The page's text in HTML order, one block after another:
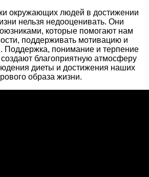
окружающих людей в достижении
нельзя недооценивать. Они
которые помогают нам
поддерживать мотивацию и
Поддержка, понимание и терпение
благоприятную атмосферу
диеты и достижения наших
образа жизни.